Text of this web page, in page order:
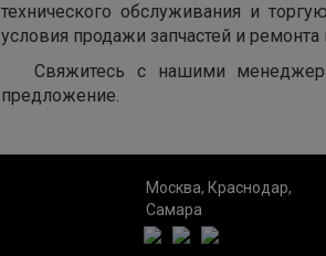
технического обслуживания и
условия продажи запчастей и ремонта
Свяжитесь с нашими
предложение.
Москва, Краснодар,
Самара